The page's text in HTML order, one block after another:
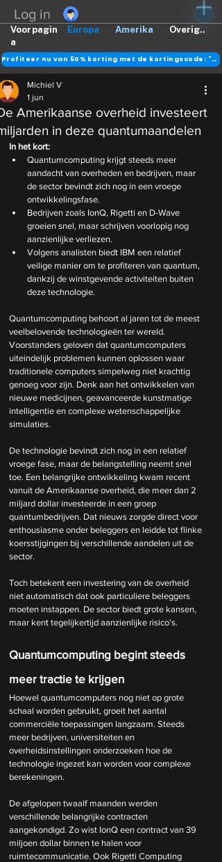
Log in
Europa Amerika Overig..
Voorpagin
a
Profiteer nu van 50% korting met de kortingscode: "DANK"
Amerikaanse overheid investeert
in deze quantumaandelen
Michiel V
1 jun
In het kort:
Quantumcomputing krijgt steeds meer
aandacht van overheden en bedrijven, maar
de sector bevindt zich nog in een vroege
ontwikkelingsfase.
Bedrijven zoals IonQ, Rigetti en D-Wave
groeien snel, maar schrijven voorlopig nog
aanzienlijke verliezen.
Volgens analisten biedt IBM een relatief
veilige manier om te profiteren van quantum,
dankzij de winstgevende activiteiten buiten
deze technologie.
Quantumcomputing behoort al jaren tot de meest
veelbelovende technologieën ter wereld.
Voorstanders geloven dat quantumcomputers
uiteindelijk problemen kunnen oplossen waar
traditionele computers simpelweg niet krachtig
genoeg voor zijn. Denk aan het ontwikkelen van
nieuwe medicijnen, geavanceerde kunstmatige
intelligentie en complexe wetenschappelijke
simulaties.
De technologie bevindt zich nog in een relatief
vroege fase, maar de belangstelling neemt snel
toe. Een belangrijke ontwikkeling kwam recent
vanuit de Amerikaanse overheid, die meer dan 2
miljard dollar investeerde in een groep
quantumbedrijven. Dat nieuws zorgde direct voor
enthousiasme onder beleggers en leidde tot flinke
koersstijgingen bij verschillende aandelen uit de
sector.
Toch betekent een investering van de overheid
niet automatisch dat ook particuliere beleggers
moeten instappen. De sector biedt grote kansen,
maar kent tegelijkertijd aanzienlijke risico's.
Quantumcomputing begint steeds
meer tractie te krijgen
Hoewel quantumcomputers nog niet op grote
schaal worden gebruikt, groeit het aantal
commerciële toepassingen langzaam. Steeds
meer bedrijven, universiteiten en
overheidsinstellingen onderzoeken hoe de
technologie ingezet kan worden voor complexe
berekeningen.
De afgelopen twaalf maanden werden
verschillende belangrijke contracten
aangekondigd. Zo wist IonQ een contract van 39
miljoen dollar binnen te halen voor
ruimtecommunicatie. Ook Rigetti Computing